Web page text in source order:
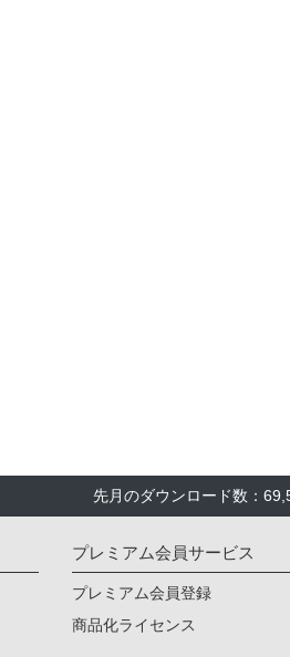
先月のダウンロード数：
プレミアム会員サービス
プレミアム会員登録
商品化ライセンス